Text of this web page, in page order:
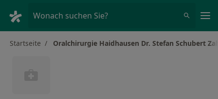
Wonach suchen Sie?
Startseite Oralchirurgie Haidhausen Dr. Stefan Schubert